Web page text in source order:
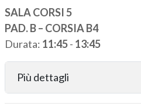
SALA CORSI 5
PAD. B – CORSIA B4
Durata: 11:45- 13:45
Più dettagli